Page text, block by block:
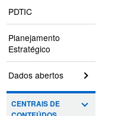
PDTIC
Planejamento
Estratégico
Dados abertos
CENTRAIS DE